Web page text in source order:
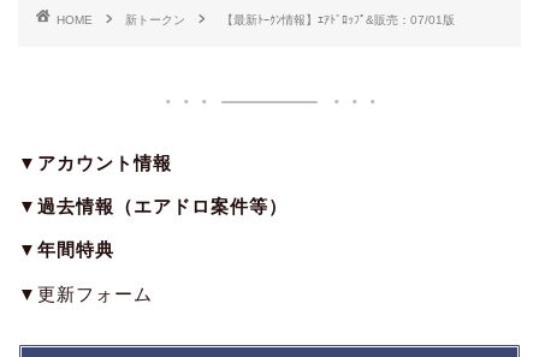
HOME 新トークン 【最新ﾄｰｸﾝ情報】ｴｱﾄﾞﾛｯﾌﾟ&販売：07/01版
▼アカウント情報
▼過去情報（エアドロ案件等）
▼年間特典
▼更新フォーム